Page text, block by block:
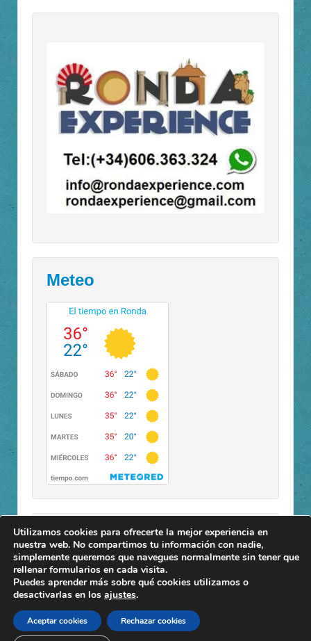
Meteo
Buscar
Utilizamos cookies para ofrecerte la mejor experiencia en
nuestra web. No compartimos tu información con nadie,
simplemente queremos que navegues normalmente sin tener que
rellenar formularios en cada visita.
Puedes aprender más sobre qué cookies utilizamos o
desactivarlas en los ajustes.
Aceptar cookies Rechazar cookies